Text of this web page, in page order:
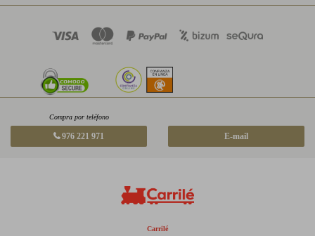
Compra por teléfono
976 221 971 E-mail
Carrilé